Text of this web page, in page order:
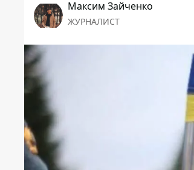
Максим Зайченко
ЖУРНАЛИСТ